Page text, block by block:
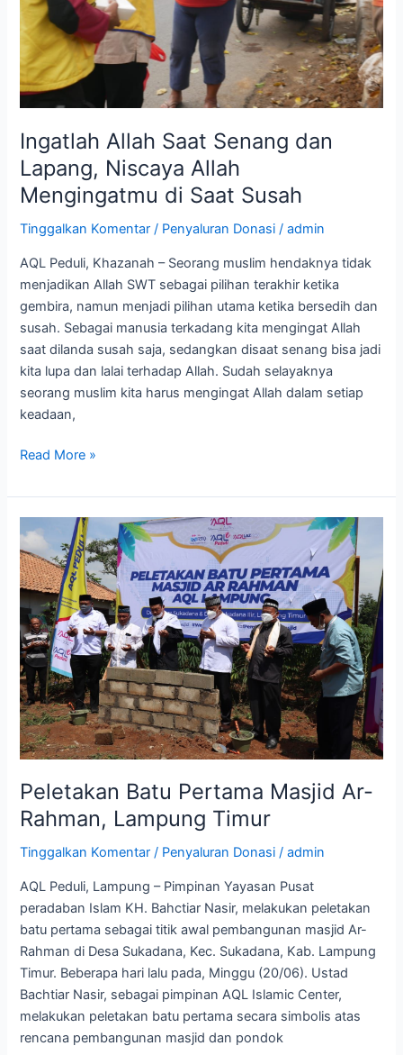
Ingatlah Allah Saat Senang dan
Lapang, Niscaya Allah
Mengingatmu di Saat Susah
Tinggalkan Komentar / Penyaluran Donasi /admin
AQL Peduli, Khazanah – Seorang muslim hendaknya tidak
menjadikan Allah SWT sebagai pilihan terakhir ketika
gembira, namun menjadi pilihan utama ketika bersedih dan
susah. Sebagai manusia terkadang kita mengingat Allah
saat dilanda susah saja, sedangkan disaat senang bisa jadi
kita lupa dan lalai terhadap Allah. Sudah selayaknya
seorang muslim kita harus mengingat Allah dalam setiap
keadaan,
Mengingatmu
di
Saat
Susah
Read More »
Peletakan Batu Pertama Masjid Ar-
Rahman, Lampung Timur
Tinggalkan Komentar / Penyaluran Donasi /admin
AQL Peduli, Lampung – Pimpinan Yayasan Pusat
peradaban Islam KH. Bahctiar Nasir, melakukan peletakan
batu pertama sebagai titik awal pembangunan masjid Ar-
Rahman di Desa Sukadana, Kec. Sukadana, Kab. Lampung
Timur. Beberapa hari lalu pada, Minggu (20/06). Ustad
Bachtiar Nasir, sebagai pimpinan AQL Islamic Center,
melakukan peletakan batu pertama secara simbolis atas
rencana pembangunan masjid dan pondok
Peletakan
Batu
Pertama
Masjid
Ar-
Rahman,
Lampung
Timur